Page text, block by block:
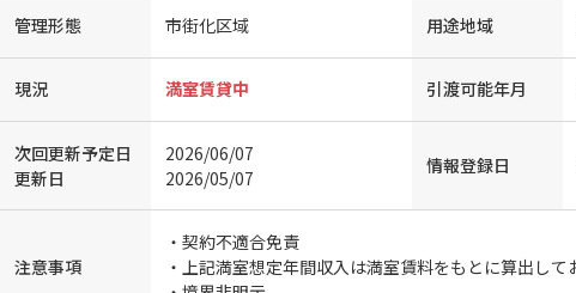
管理形態 市街化区域 用途地域
現況 満室賃貸中 引渡可能年月
次回更新予定日
更新日
2026/06/07
2026/05/07
情報登録日
注意事項
・契約不適合免責
・上記満室想定年間収入は満室賃料をもとに算出して